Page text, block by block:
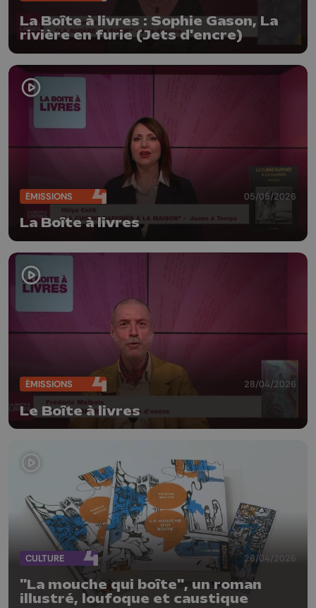
La Boîte à livres : Sophie Gason, La
rivière en furie (Jets d'encre)
ÉMISSIONS 05/05/2026
La Boîte à livres
ÉMISSIONS 28/04/2026
Le Boîte à livres
CULTURE 26/04/2026
"La mouche qui boîte", un roman
illustré, loufoque et caustique